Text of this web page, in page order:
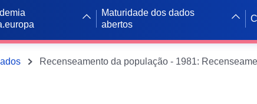
Maturidade dos dados
abertos